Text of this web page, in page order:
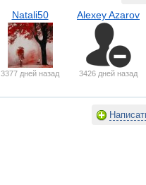
Natali50
3377 дней назад
Alexey Azarov
3426 дней назад